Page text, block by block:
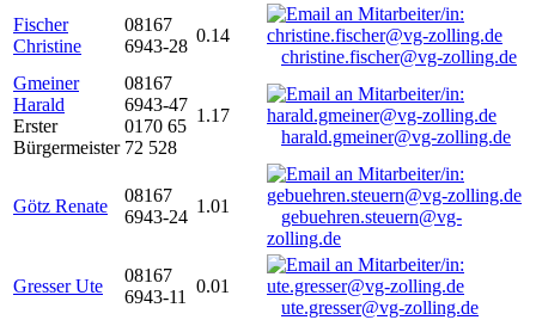
Fischer
Christine
08167
6943-28
0.14
christine.fischer@vg-zolling.de
Gmeiner
Harald
Erster
Bürgermeister
08167
6943-47
0170 65
72 528
1.17
harald.gmeiner@vg-zolling.de
Götz Renate
08167
6943-24
1.01
gebuehren.steuern@vg-
zolling.de
Gresser Ute
08167
6943-11
0.01
ute.gresser@vg-zolling.de